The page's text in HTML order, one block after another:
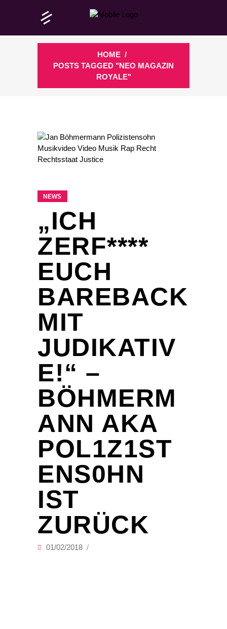
HOME /
POSTS TAGGED "NEO MAGAZIN
ROYALE"
NEWS
„ICH
ZERF****
EUCH
BAREBACK
MIT
JUDIKATIV
E!“ –
BÖHMERM
ANN AKA
POL1Z1ST
ENS0HN
IST
ZURÜCK
01/02/2018